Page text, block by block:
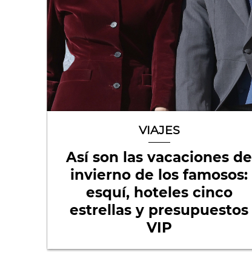
VIAJES
Así son las vacaciones de
invierno de los famosos:
esquí, hoteles cinco
estrellas y presupuestos
VIP